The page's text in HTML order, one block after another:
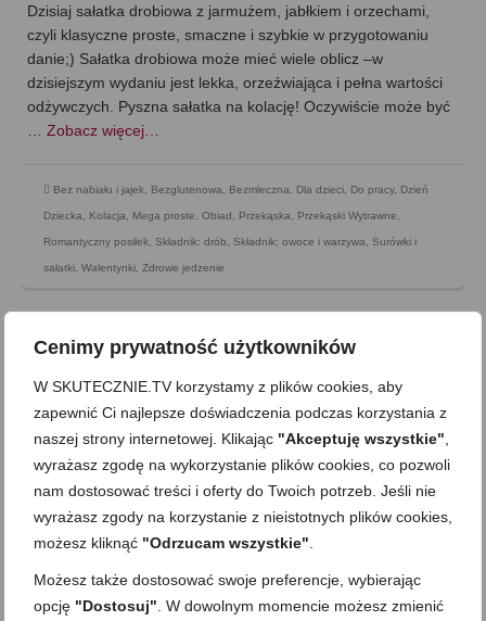
Cenimy prywatność użytkowników
W SKUTECZNIE.TV korzystamy z plików cookies, aby
zapewnić Ci najlepsze doświadczenia podczas korzystania z
naszej strony internetowej. Klikając "Akceptuję wszystkie"
wyrażasz zgodę na wykorzystanie plików cookies, co pozwoli
nam dostosować treści i oferty do Twoich potrzeb. Jeśli nie
wyrażasz zgody na korzystanie z nieistotnych plików cookies,
możesz kliknąć "Odrzucam wszystkie"
Możesz także dostosować swoje preferencje, wybierając
opcję "Dostosuj" . W dowolnym momencie możesz zmienić
Dzisiaj sałatka drobiowa z jarmużem, jabłkiem i orzechami,
czyli klasyczne proste, smaczne i szybkie w przygotowaniu
danie;) Sałatka drobiowa może mieć wiele oblicz –w
dzisiejszym wydaniu jest lekka, orzeźwiająca i pełna wartości
odżywczych. Pyszna sałatka na kolację! Oczywiście może być
… Zobacz więcej…
Bez nabiału i jajek, Bezglutenowa, Bezmleczna, Dla dzieci, Do pracy, Dzień
Dziecka, Kolacja, Mega proste, Obiad , Przekąska, Przekąski Wytrawne,
Romantyczny posiłek, Składnik: drób, Składnik: owoce i warzywa, Surówki i
sałatki, Walentynki, Zdrowe jedzenie